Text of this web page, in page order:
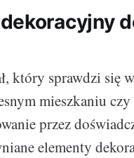
który sprawdzi się w
mieszkaniu
przez
elementy